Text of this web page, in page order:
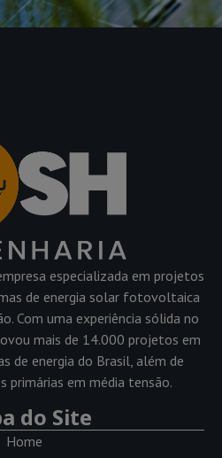
especializada em projetos
de energia solar fotovoltaica
Com uma experiência sólida no
mais de 14.000 projetos em
de energia do Brasil, além de
primárias em média tensão.
do Site
Home